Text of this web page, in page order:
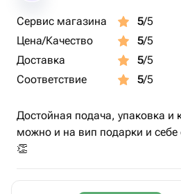
Сервис магазина 5/5
Цена/Качество
5/5
Доставка
5/5
Соответствие
5/5
Достойная подача, упаковка и
можно и на вип подарки и себе
👏